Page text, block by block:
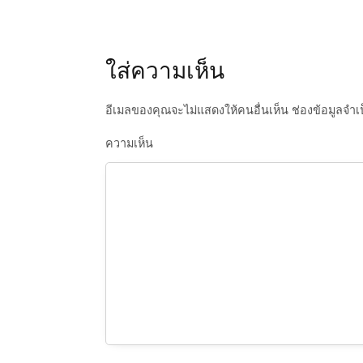
a
v
i
g
n
ใส่ความเห็น
อีเมลของคุณจะไม่แสดงให้คนอื่นเห็น ช่องข้อมูลจำ
ความเห็น